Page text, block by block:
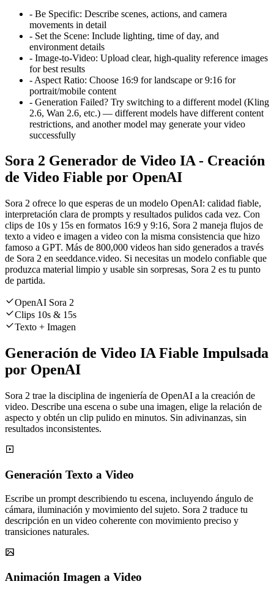
- Be Specific: Describe scenes, actions, and camera
movements in detail
- Set the Scene: Include lighting, time of day, and
environment details
- Image-to-Video: Upload clear, high-quality reference images
for best results
- Aspect Ratio: Choose 16:9 for landscape or 9:16 for
portrait/mobile content
- Generation Failed? Try switching to a different model (Kling
2.6, Wan 2.6, etc.) — different models have different content
restrictions, and another model may generate your video
successfully
Sora 2 Generador de Video IA - Creación
de Video Fiable por OpenAI
Sora 2 ofrece lo que esperas de un modelo OpenAI: calidad fiable,
interpretación clara de prompts y resultados pulidos cada vez. Con
clips de 10s y 15s en formatos 16:9 y 9:16, Sora 2 maneja flujos de
texto a video e imagen a video con la misma consistencia que hizo
famoso a GPT. Más de 800,000 videos han sido generados a través
de Sora 2 en seeddance.video. Si necesitas un modelo confiable que
produzca material limpio y usable sin sorpresas, Sora 2 es tu punto
de partida.
OpenAI Sora 2
Clips 10s & 15s
Texto + Imagen
Generación de Video IA Fiable Impulsada
por OpenAI
Sora 2 trae la disciplina de ingeniería de OpenAI a la creación de
video. Describe una escena o sube una imagen, elige la relación de
aspecto y obtén un clip pulido en minutos. Sin adivinanzas, sin
resultados inconsistentes.
Generación Texto a Video
Escribe un prompt describiendo tu escena, incluyendo ángulo de
cámara, iluminación y movimiento del sujeto. Sora 2 traduce tu
descripción en un video coherente con movimiento preciso y
transiciones naturales.
Animación Imagen a Video